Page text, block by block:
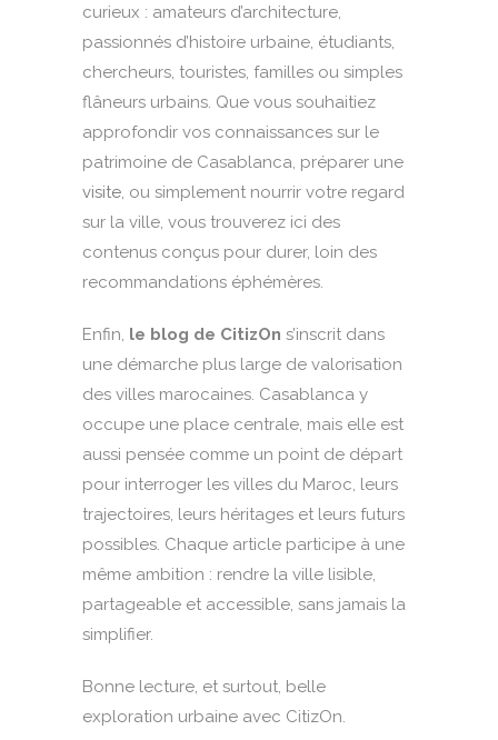
curieux : amateurs d’architecture,
passionnés d’histoire urbaine, étudiants,
chercheurs, touristes, familles ou simples
flâneurs urbains. Que vous souhaitiez
approfondir vos connaissances sur le
patrimoine de Casablanca, préparer une
visite, ou simplement nourrir votre regard
sur la ville, vous trouverez ici des
contenus conçus pour durer, loin des
recommandations éphémères.
Enfin, le blog de CitizOn s’inscrit dans
une démarche plus large de valorisation
des villes marocaines. Casablanca y
occupe une place centrale, mais elle est
aussi pensée comme un point de départ
pour interroger les villes du Maroc, leurs
trajectoires, leurs héritages et leurs futurs
possibles. Chaque article participe à une
même ambition : rendre la ville lisible,
partageable et accessible, sans jamais la
simplifier.
Bonne lecture, et surtout, belle
exploration urbaine avec CitizOn.